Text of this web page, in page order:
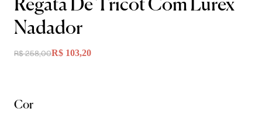
Regata De Tricot Com Lurex
Nadador
R$ 258,00R$ 103,20
Cor